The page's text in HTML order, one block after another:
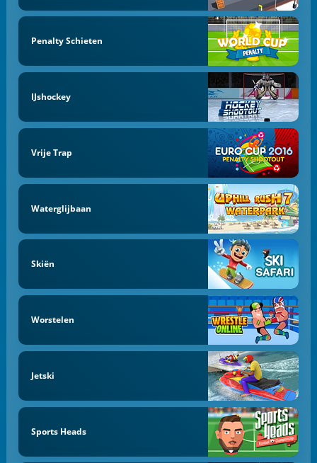
Penalty Schieten
IJshockey
Vrije Trap
Waterglijbaan
Skiën
Worstelen
Jetski
Sports Heads